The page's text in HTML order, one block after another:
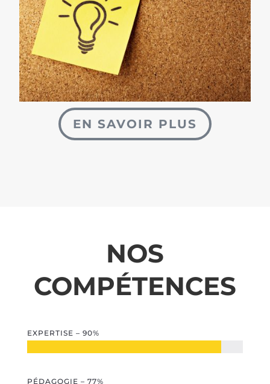
EN SAVOIR PLUS
NOS
COMPÉTENCES
EXPERTISE – 90%
PÉDAGOGIE – 77%